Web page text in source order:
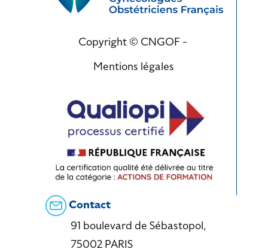
Copyright © CNGOF -
Mentions légales
Contact
91 boulevard de Sébastopol,
75002 PARIS